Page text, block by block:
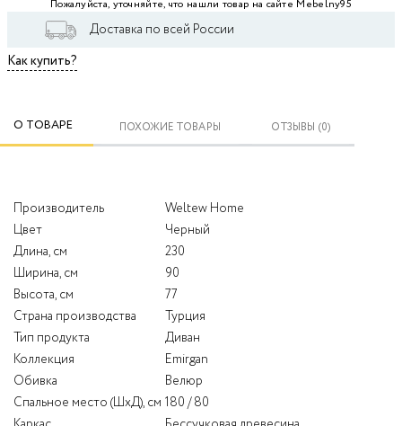
Пожалуйста, уточняйте, что нашли товар на сайте Mebelny95
Доставка по всей России
Как купить?
О ТОВАРЕ ПОХОЖИЕ ТОВАРЫ ОТЗЫВЫ (0)
Производитель
Weltew Home
Цвет
Черный
Длина, см
230
Ширина, см
90
Высота, см
77
Страна производства
Турция
Тип продукта
Диван
Коллекция
Emirgan
Обивка
Велюр
Спальное место (ШхД), см 180 / 80